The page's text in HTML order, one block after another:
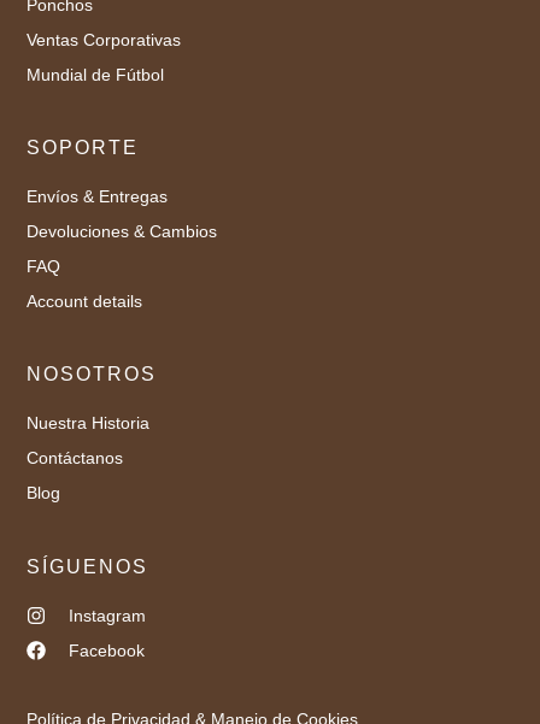
Ponchos
Ventas Corporativas
Mundial de Fútbol
SOPORTE
Envíos & Entregas
Devoluciones & Cambios
FAQ
Account details
NOSOTROS
Nuestra Historia
Contáctanos
Blog
SÍGUENOS
Instagram
Facebook
Política de Privacidad & Manejo de Cookies